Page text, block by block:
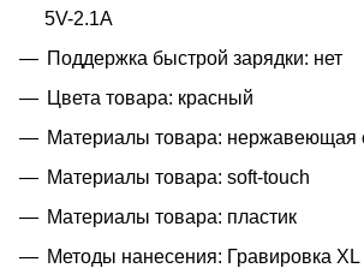
5V-2.1A
Поддержка быстрой зарядки: нет
Цвета товара: красный
Материалы товара: нержавеющая
Материалы товара: soft-touch
Материалы товара: пластик
Методы нанесения: Гравировка